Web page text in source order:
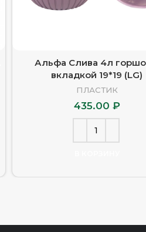
Альфа Слива 4л
вкладкой 19*19 (LG)
ПЛАСТИК
435.00 ₽